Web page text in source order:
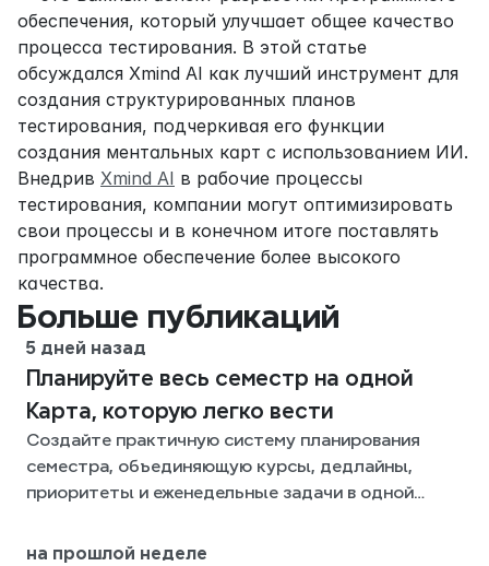
обеспечения, который улучшает общее качество
процесса тестирования. В этой статье
обсуждался Xmind AI как лучший инструмент для
создания структурированных планов
тестирования, подчеркивая его функции
создания ментальных карт с использованием ИИ.
Внедрив Xmind AI в рабочие процессы
тестирования, компании могут оптимизировать
свои процессы и в конечном итоге поставлять
программное обеспечение более высокого
качества.
Больше публикаций
5 дней назад
Планируйте весь семестр на одной
Карта, которую легко вести
Создайте практичную систему планирования
семестра, объединяющую курсы, дедлайны,
приоритеты и еженедельные задачи в одной
на прошлой неделе